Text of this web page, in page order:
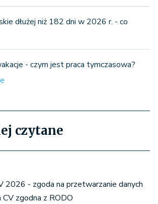
dłużej niż 182 dni w 2026 r. - co
- czym jest praca tymczasowa?
czytane
2026 - zgoda na przetwarzanie danych
zgodna z RODO